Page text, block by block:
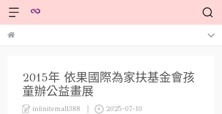
2015年 依果國際為家扶基金會孩
童辦公益畫展
infinitemall388 2025-07-10